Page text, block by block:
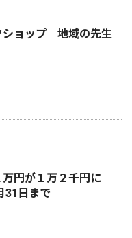
ショップ 地域の先生
円が１万２千円に
31日まで